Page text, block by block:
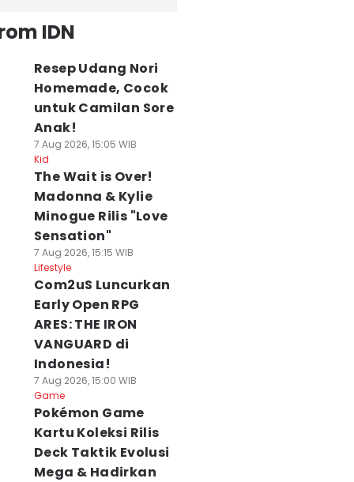
IDN
Resep Udang Nori
Homemade, Cocok
untuk Camilan Sore
Anak!
7 Aug 2026, 15:05 WIB
Kid
The Wait is Over!
Madonna & Kylie
Minogue Rilis "Love
Sensation"
7 Aug 2026, 15:15 WIB
Lifestyle
Com2uS Luncurkan
Early Open RPG
ARES: THE IRON
VANGUARD di
Indonesia!
7 Aug 2026, 15:00 WIB
Game
Pokémon Game
Kartu Koleksi Rilis
Deck Taktik Evolusi
Mega & Hadirkan